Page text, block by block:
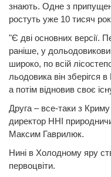
знають. Одне з
ростуть уже 10 тисяч
"Є дві основних версії.
раніше, у
широко, по всій
льодовика він зберігся
а потім відновив своє
Друга – все-таки з Криму
директор ННІ
Максим Гаврилюк.
Нині в Холодному яру
первоцвіти.